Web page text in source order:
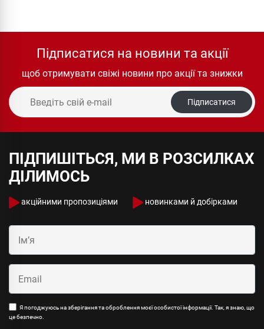
Підписатися на новини та акції
щоб отримувати свіжі новини про акції та знижки
Підписатися
ПІДПИШІТЬСЯ, МИ В РОЗСИЛКАХ
ДІЛИМОСЬ
акційними пропозиціями новинками й добірками
Я погоджуюсь на зберігання та оброблення моєї особистої інформації. Так, я знаю, що
це безпечно.